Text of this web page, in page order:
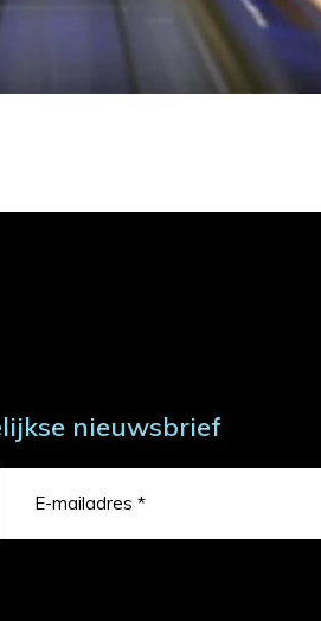
nieuwsbrief